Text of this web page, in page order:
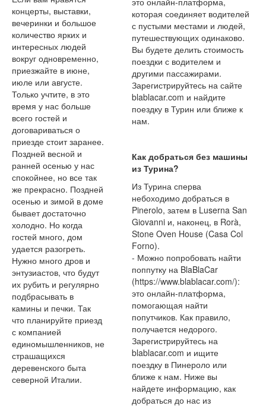
концерты, выставки,
вечеринки и большое
количество ярких и
интересных людей
вокруг одновременно,
приезжайте в июне,
июле или августе.
Только учтите, в это
время у нас больше
всего гостей и
договариваться о
приезде стоит заранее.
Поздней весной и
ранней осенью у нас
спокойнее, но все так
же прекрасно. Поздней
осенью и зимой в доме
бывает достаточно
холодно. Но когда
гостей много, дом
удается разогреть.
Нужно много дров и
энтузиастов, что будут
их рубить и регулярно
подбрасывать в
камины и печки. Так
что планируйте приезд
с компанией
единомышленников, не
страшащихся
деревенского быта
северной Италии.
которая соединяет водителей
с пустыми местами и людей,
путешествующих одинаково.
Вы будете делить стоимость
поездки с водителем и
другими пассажирами.
Зарегистрируйтесь на сайте
blablacar.com и найдите
поездку в Турин или ближе к
нам.
Как добраться без машины
из Турина?
Из Турина сперва
небоходимо добраться в
Pinerolo, затем в Luserna San
Giovanni и, наконец, в Rorà,
Stone Oven House (Casa Col
Forno).
- Можно попробовать найти
поппутку на BlaBlaCar
(https://www.blablacar.com/):
это онлайн-платформа,
помогающая найти
попутчиков. Как правило,
получается недорого.
Зарегистрируйтесь на
blablacar.com и ищите
поездку в Пинероло или
ближе к нам. Ниже вы
найдете информацию, как
добраться до нас из